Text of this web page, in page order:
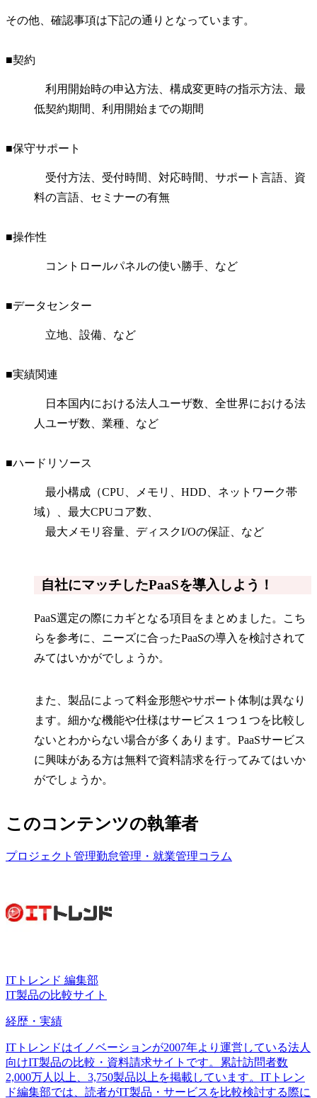
その他、確認事項は下記の通りとなっています。
■契約
利用開始時の申込方法、構成変更時の指示方法、最
低契約期間、利用開始までの期間
■保守サポート
受付方法、受付時間、対応時間、サポート言語、資
料の言語、セミナーの有無
■操作性
コントロールパネルの使い勝手、など
■データセンター
立地、設備、など
■実績関連
日本国内における法人ユーザ数、全世界における法
人ユーザ数、業種、など
■ハードリソース
最小構成（CPU、メモリ、HDD、ネットワーク帯
域）、最大CPUコア数、
最大メモリ容量、ディスクI/Oの保証、など
自社にマッチしたPaaSを導入しよう！
PaaS選定の際にカギとなる項目をまとめました。こち
らを参考に、ニーズに合ったPaaSの導入を検討されて
みてはいかがでしょうか。
また、製品によって料金形態やサポート体制は異なり
ます。細かな機能や仕様はサービス１つ１つを比較し
ないとわからない場合が多くあります。PaaSサービス
に興味がある方は無料で資料請求を行ってみてはいか
がでしょうか。
このコンテンツの執筆者
プロジェクト管理勤怠管理・就業管理コラム
ITトレンド 編集部
IT製品の比較サイト
経歴・実績
ITトレンドはイノベーションが2007年より運営している法人
向けIT製品の比較・資料請求サイトです。累計訪問者数
2,000万人以上、3,750製品以上を掲載しています。ITトレン
ド編集部では、読者がIT製品・サービスを比較検討する際に